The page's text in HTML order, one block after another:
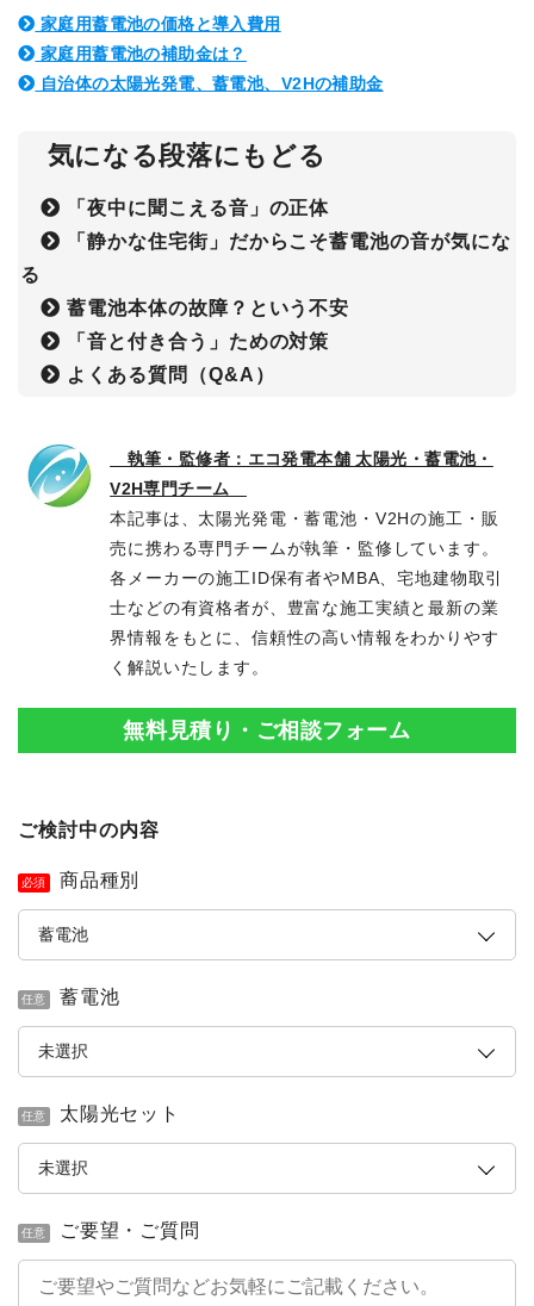
家庭用蓄電池の価格と導入費用
家庭用蓄電池の補助金は？
自治体の太陽光発電、蓄電池、V2Hの補助金
気になる段落にもどる
「夜中に聞こえる音」の正体
「静かな住宅街」だからこそ蓄電池の音が気にな
る
蓄電池本体の故障？という不安
「音と付き合う」ための対策
よくある質問（Q&A）
執筆・監修者：エコ発電本舗 太陽光・蓄電池・
V2H専門チーム
本記事は、太陽光発電・蓄電池・V2Hの施工・販
売に携わる専門チームが執筆・監修しています。
各メーカーの施工ID保有者やMBA、宅地建物取引
士などの有資格者が、豊富な施工実績と最新の業
界情報をもとに、信頼性の高い情報をわかりやす
く解説いたします。
無料見積り・ご相談フォーム
ご検討中の内容
必須 商品種別
任意 蓄電池
任意 太陽光セット
任意 ご要望・ご質問
簡単30秒・完全無料
お見積りスタート
営業時間 10時 - 20時
0120-099-995